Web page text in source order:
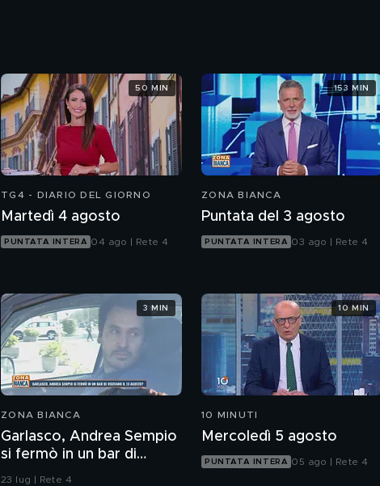
TG4 - DIARIO DEL GIORNO
Martedì 4 agosto
PUNTATA INTERA 04 ago | Rete 4
50 MIN
ZONA BIANCA
Puntata del 3 agosto
PUNTATA INTERA 03 ago | Rete 4
153 MIN
ZONA BIANCA
Garlasco, Andrea Sempio
si fermò in un bar di
Vigevano il 13 agosto?
23 lug | Rete 4
3 MIN
10 MINUTI
Mercoledì 5 agosto
PUNTATA INTERA 05 ago | Rete 4
10 MIN